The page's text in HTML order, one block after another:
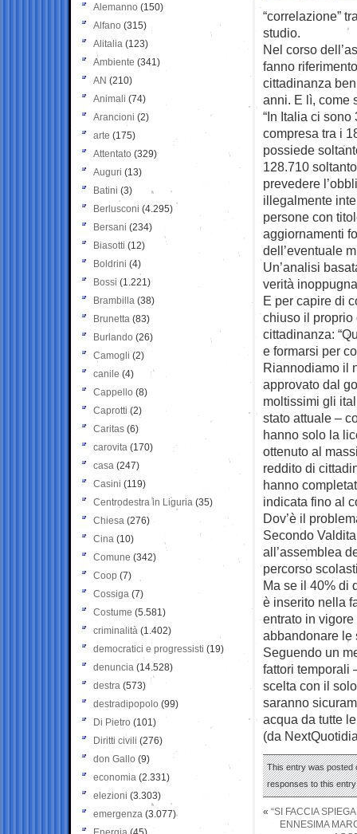
“correlazione”
studio.
Nel corso
fanno
cittadinanza
anni. E lì, come
“In Italia ci
compresa tra i
possiede
128.710
prevedere
illegalmente
persone con
aggiornamenti
dell’eventuale
Un’analisi
verità
E per capire di
chiuso il proprio
cittadinanza:
e formarsi per
Riannodiamo il
approvato dal
moltissimi gli
stato attuale –
hanno solo la
ottenuto al
reddito di
hanno
indicata fino al
Dov’è il
Secondo
all’assemblea
percorso
Ma se il 40% di
è inserito nella
entrato in
abbandonare le
Seguendo un
fattori temporali
scelta con il
saranno
acqua da tutte
(da
This entry was posted
responses to this
« “SI FACCIA
ENNESIMA
Alemanno (150)
Alfano (315)
Alitalia (123)
Ambiente (341)
AN (210)
Animali (74)
Arancioni (2)
arte (175)
Attentato (329)
Auguri (13)
Batini (3)
Berlusconi (4.295)
Bersani (234)
Biasotti (12)
Boldrini (4)
Bossi (1.221)
Brambilla (38)
Brunetta (83)
Burlando (26)
Camogli (2)
canile (4)
Cappello (8)
Caprotti (2)
Caritas (6)
carovita (170)
casa (247)
Casini (119)
Centrodestra in Liguria (35)
Chiesa (276)
Cina (10)
Comune (342)
Coop (7)
Cossiga (7)
Costume (5.581)
criminalità (1.402)
democratici e progressisti (19)
denuncia (14.528)
destra (573)
destradipopolo (99)
Di Pietro (101)
Diritti civili (276)
don Gallo (9)
economia (2.331)
elezioni (3.303)
emergenza (3.077)